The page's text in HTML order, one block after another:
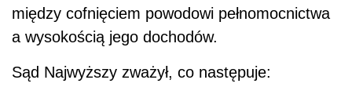
między cofnięciem powodowi pełnomocnictwa
a wysokością jego dochodów.
Sąd Najwyższy zważył, co następuje: